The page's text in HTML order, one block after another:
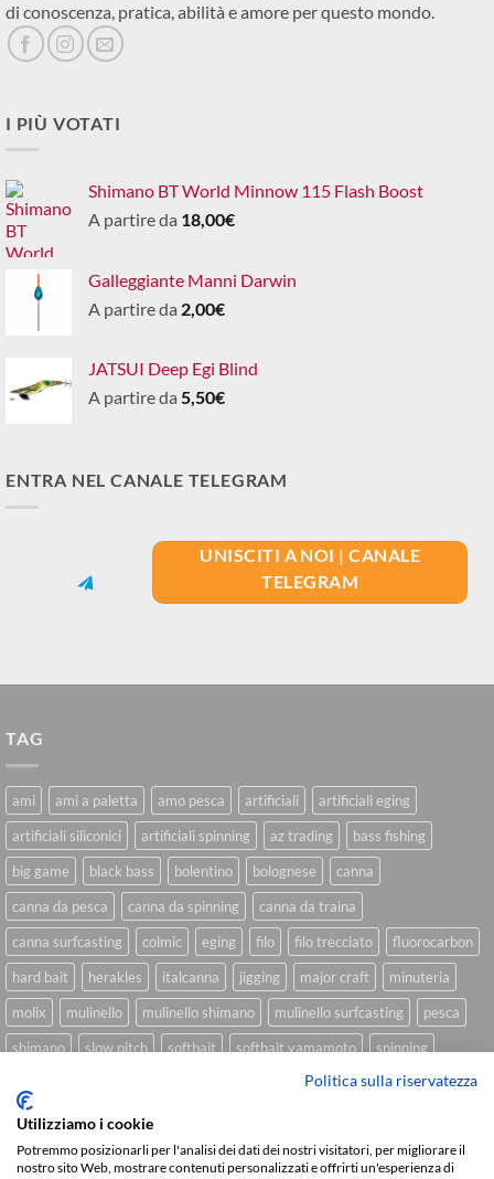
di conoscenza, pratica, abilità e amore per questo mondo.
I PIÙ VOTATI
Shimano BT World Minnow 115 Flash Boost
A partire da 18,00€
Galleggiante Manni Darwin
A partire da 2,00€
JATSUI Deep Egi Blind
A partire da 5,50€
ENTRA NEL CANALE TELEGRAM
UNISCITI A NOI | CANALE
TELEGRAM
TAG
ami ami a paletta amo pesca artificiali
artificiali eging
artificiali siliconici
artificiali spinning az trading
bass fishing
big game
black bass bolentino bolognese
canna
canna da pesca
canna da spinning
canna da traina
canna surfcasting
colmic eging filo filo trecciato
fluorocarbon
hard bait
herakles italcanna jigging major craft
minuteria
molix
mulinello mulinello shimano mulinello surfcasting
pesca
shimano
slow pitch softbait softbait yamamoto
spinning
trecciato trolling tubertini
Politica sulla riservatezza
Utilizziamo i cookie
Potremmo posizionarli per l'analisi dei dati dei nostri visitatori, per migliorare il
nostro sito Web, mostrare contenuti personalizzati e offrirti un'esperienza di